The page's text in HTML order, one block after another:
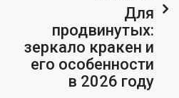
Для
продвинутых:
зеркало кракен и
его особенности
в 2026 году